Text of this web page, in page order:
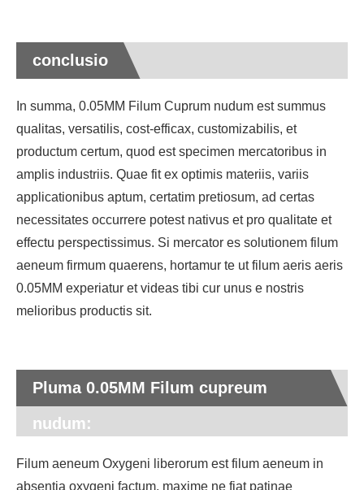
conclusio
In summa, 0.05MM Filum Cuprum nudum est summus
qualitas, versatilis, cost-efficax, customizabilis, et
productum certum, quod est specimen mercatoribus in
amplis industriis. Quae fit ex optimis materiis, variis
applicationibus aptum, certatim pretiosum, ad certas
necessitates occurrere potest nativus et pro qualitate et
effectu perspectissimus. Si mercator es solutionem filum
aeneum firmum quaerens, hortamur te ut filum aeris aeris
0.05MM experiatur et videas tibi cur unus e nostris
melioribus productis sit.
Pluma 0.05MM Filum cupreum
nudum:
Filum aeneum Oxygeni liberorum est filum aeneum in
absentia oxygeni factum, maxime ne fiat patinae